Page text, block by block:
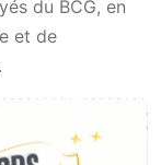
du BCG, en
et de